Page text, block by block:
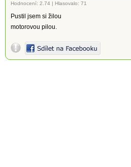
Hodnocení: 2.74 | Hlasovalo: 71
Pustil jsem si žilou
motorovou pilou.